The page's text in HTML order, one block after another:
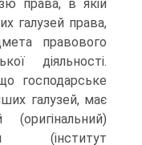
права, в якій
галузей права,
правового
діяльності.
господарське
галузей, має
(інститут